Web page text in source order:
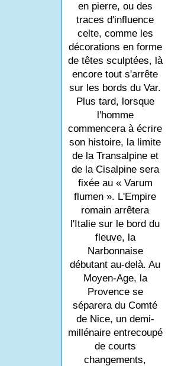
en pierre, ou des
traces d'influence
celte, comme les
décorations en forme
de têtes sculptées, là
encore tout s'arrête
sur les bords du Var.
Plus tard, lorsque
l'homme
commencera à écrire
son histoire, la limite
de la Transalpine et
de la Cisalpine sera
fixée au « Varum
flumen ». L'Empire
romain arrêtera
l'Italie sur le bord du
fleuve, la
Narbonnaise
débutant au-delà. Au
Moyen-Age, la
Provence se
séparera du Comté
de Nice, un demi-
millénaire entrecoupé
de courts
changements,